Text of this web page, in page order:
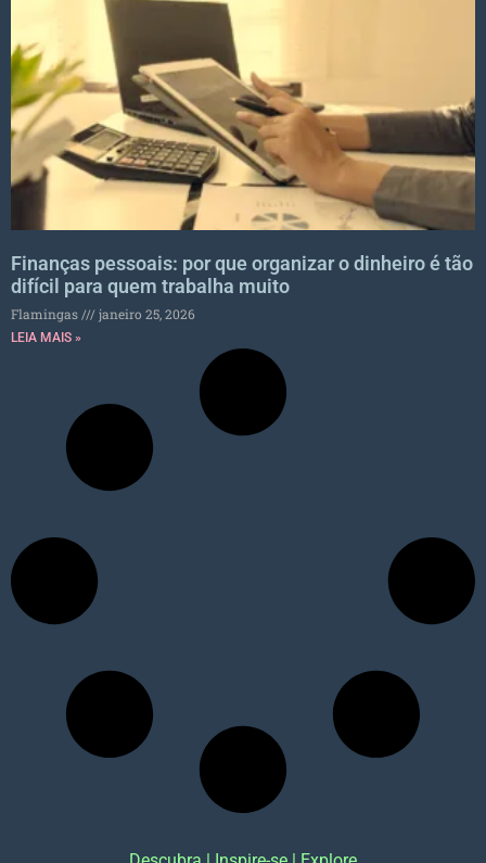
Finanças pessoais: por que organizar o dinheiro é tão
difícil para quem trabalha muito
Flamingas janeiro 25, 2026
LEIA MAIS »